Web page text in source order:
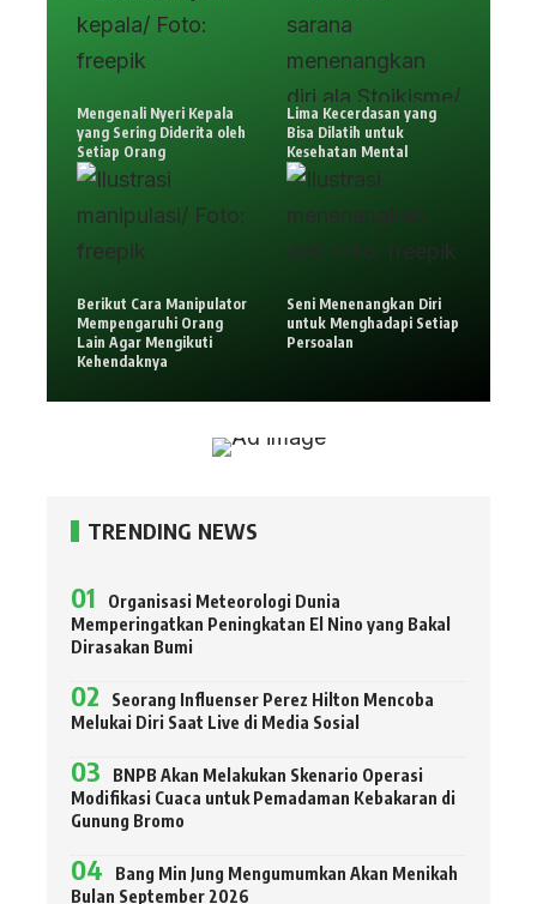
Mengenali Nyeri Kepala
yang Sering Diderita oleh
Setiap Orang
Lima Kecerdasan yang
Bisa Dilatih untuk
Kesehatan Mental
Berikut Cara Manipulator
Mempengaruhi Orang
Lain Agar Mengikuti
Kehendaknya
Seni Menenangkan Diri
untuk Menghadapi Setiap
Persoalan
TRENDING NEWS
Organisasi Meteorologi Dunia
Memperingatkan Peningkatan El Nino yang Bakal
Dirasakan Bumi
Seorang Influenser Perez Hilton Mencoba
Melukai Diri Saat Live di Media Sosial
BNPB Akan Melakukan Skenario Operasi
Modifikasi Cuaca untuk Pemadaman Kebakaran di
Gunung Bromo
Bang Min Jung Mengumumkan Akan Menikah
Bulan September 2026